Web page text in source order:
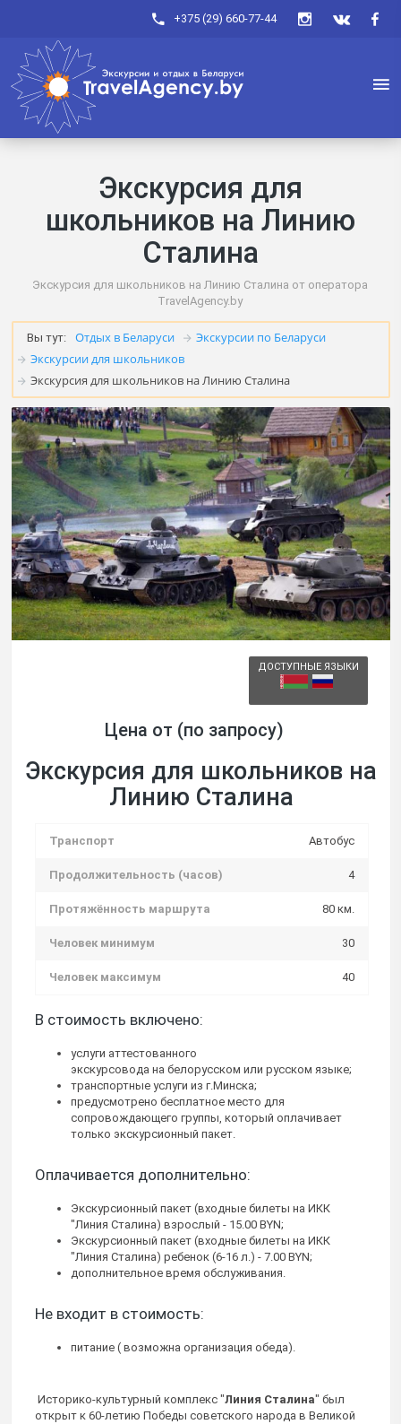
+375 (29) 660-77-44
Экскурсия для
школьников на Линию
Сталина
Экскурсия для школьников на Линию Сталина от оператора
TravelAgency.by
Вы тут: Отдых в Беларуси
Экскурсии по Беларуси
Экскурсии для школьников
Экскурсия для школьников на Линию Сталина
ДОСТУПНЫЕ ЯЗЫКИ
Цена от (по запросу)
Экскурсия для школьников на
Линию Сталина
Транспорт Автобус
Продолжительность (часов) 4
Протяжённость маршрута 80 км.
Человек минимум 30
Человек максимум 40
В стоимость включено:
услуги аттестованного
экскурсовода на белорусском или русском языке;
транспортные услуги из г.Минска;
предусмотрено бесплатное место для
сопровождающего группы, который оплачивает
только экскурсионный пакет.
Оплачивается дополнительно:
Экскурсионный пакет (входные билеты на ИКК
"Линия Сталина) взрослый - 15.00 BYN;
Экскурсионный пакет (входные билеты на ИКК
"Линия Сталина) ребенок (6-16 л.) - 7.00 BYN;
дополнительное время обслуживания.
Не входит в стоимость:
питание ( возможна организация обеда).
Историко-культурный комплекс "Линия Сталина" был
открыт к 60-летию Победы советского народа в Великой